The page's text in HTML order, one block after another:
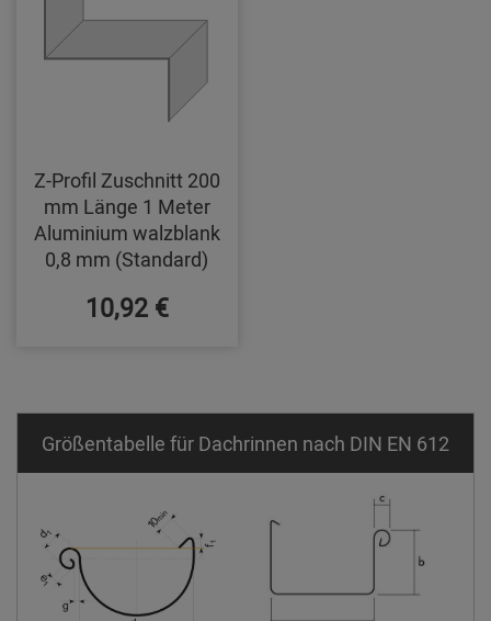
Z-Profil Zuschnitt 200
mm Länge 1 Meter
Aluminium walzblank
0,8 mm (Standard)
10,92 €
Größentabelle für Dachrinnen nach DIN EN 612